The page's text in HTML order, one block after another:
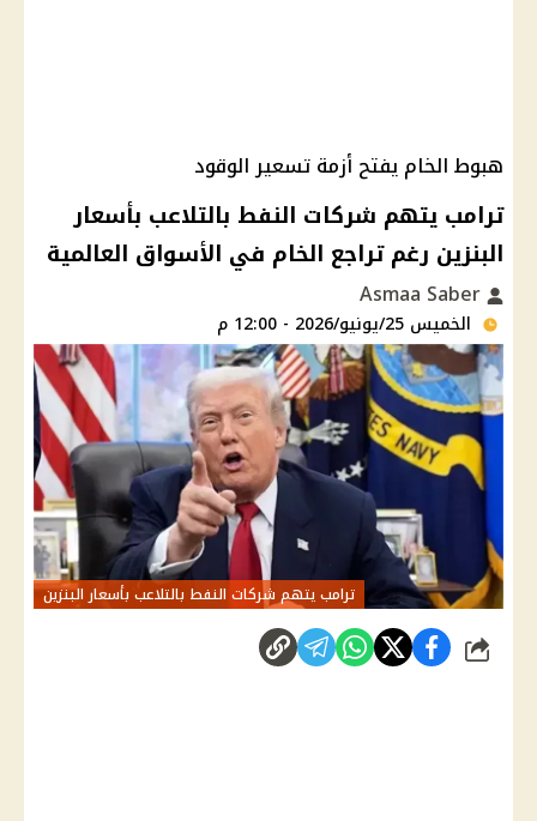
هبوط الخام يفتح أزمة تسعير الوقود
ترامب يتهم شركات النفط بالتلاعب بأسعار
البنزين رغم تراجع الخام في الأسواق العالمية
الخميس 25/يونيو/2026 - 12:00 م
ترامب يتهم شركات النفط بالتلاعب بأسعار البنزين
شارك